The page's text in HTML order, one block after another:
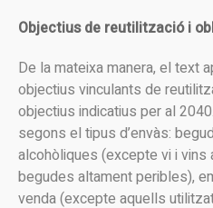
Objectius de reutilització i
De la mateixa manera, el text
objectius vinculants de
objectius indicatius per al
segons el tipus d’envàs:
alcohòliques (excepte vi i
begudes altament peribles),
venda (excepte aquells